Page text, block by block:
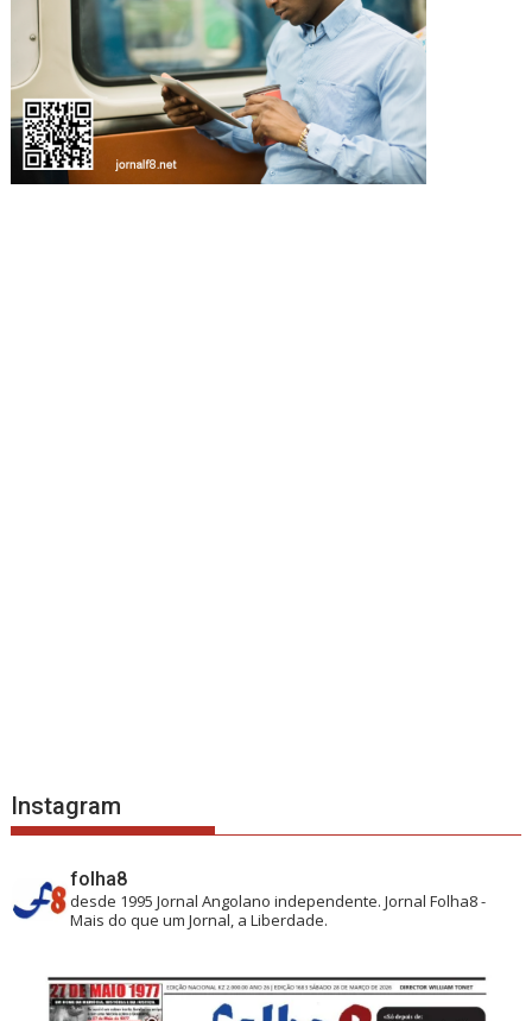
Instagram
folha8
desde 1995 Jornal Angolano independente.Jornal Folha8 -
Mais do que um Jornal, a Liberdade.